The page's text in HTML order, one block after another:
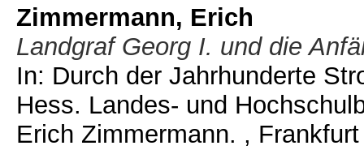
Zimmermann, Erich
Landgraf Georg I. und die
In: Durch der Jahrhunderte
Hess. Landes- und
Erich Zimmermann. ,